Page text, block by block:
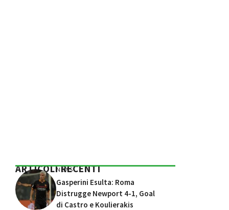
ARTICOLI RECENTI
NEWS
Gasperini Esulta: Roma
Distrugge Newport 4-1, Goal
di Castro e Koulierakis